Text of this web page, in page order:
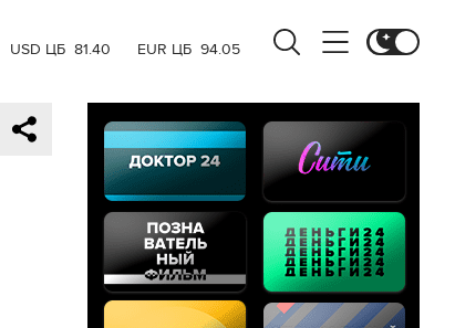
USD ЦБ 81.40 EUR ЦБ 94.05